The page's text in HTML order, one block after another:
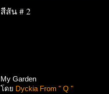
สีสัน # 2
My Garden
โดย Dyckia From " Q "